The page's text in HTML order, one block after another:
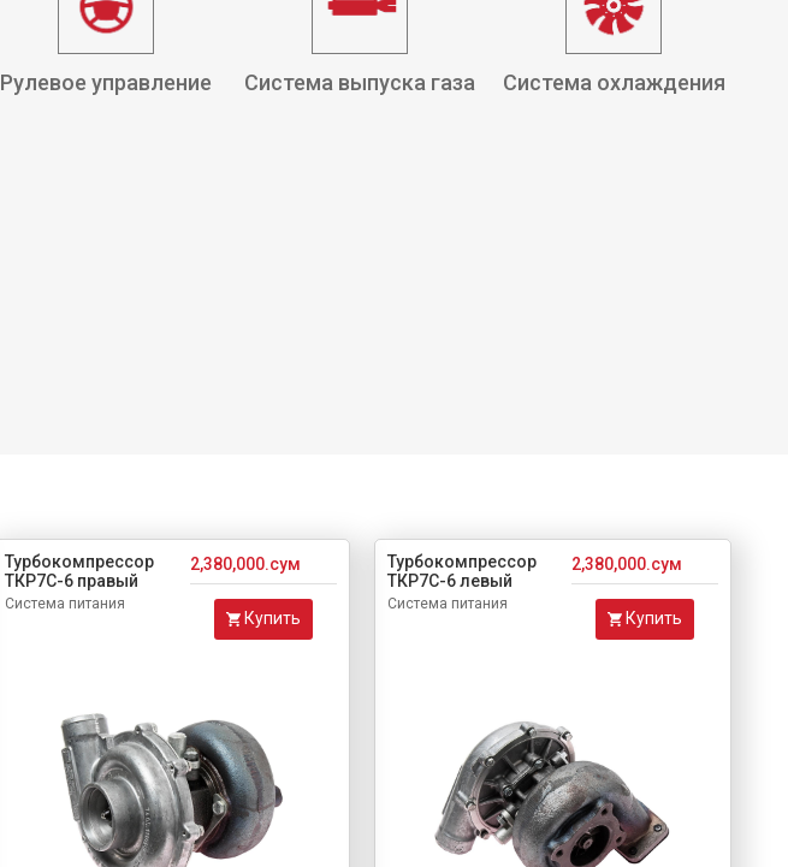
Рулевое управление Система выпуска газа Система охлаждения
Турбокомпрессор
ТКР7С-6 правый
Система питания
2,380,000.сум
Купить
Турбокомпрессор
ТКР7С-6 левый
Система питания
2,380,000.сум
Купить